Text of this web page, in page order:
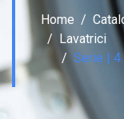
Home
Lavatrici
Serie | 4